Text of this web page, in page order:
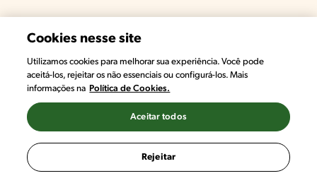
Cookies nesse site
Utilizamos cookies para melhorar sua experiência. Você pode
aceitá-los, rejeitar os não essenciais ou configurá-los. Mais
informações na Política de Cookies.
Rejeitar
Aceitar todos